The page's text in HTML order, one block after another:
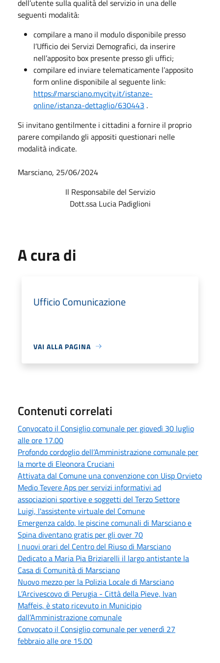
dell’utente sulla qualità del servizio in una delle
seguenti modalità:
compilare a mano il modulo disponibile presso
l’Ufficio dei Servizi Demografici, da inserire
nell’apposito box presente presso gli uffici;
compilare ed inviare telematicamente l’apposito
form online disponibile al seguente link:
https://marsciano.mycity.it/istanze-
online/istanza-dettaglio/630443 .
Si invitano gentilmente i cittadini a fornire il proprio
parere compilando gli appositi questionari nelle
modalità indicate.
Marsciano, 25/06/2024
Il Responsabile del Servizio
Dott.ssa Lucia Padiglioni
A cura di
Ufficio Comunicazione
VAI ALLA PAGINA
Contenuti correlati
Convocato il Consiglio comunale per giovedì 30 luglio
alle ore 17.00
Profondo cordoglio dell’Amministrazione comunale per
la morte di Eleonora Cruciani
Attivata dal Comune una convenzione con Uisp Orvieto
Medio Tevere Aps per servizi informativi ad
associazioni sportive e soggetti del Terzo Settore
Luigi, l'assistente virtuale del Comune
Emergenza caldo, le piscine comunali di Marsciano e
Spina diventano gratis per gli over 70
I nuovi orari del Centro del Riuso di Marsciano
Dedicato a Maria Pia Briziarelli il largo antistante la
Casa di Comunità di Marsciano
Nuovo mezzo per la Polizia Locale di Marsciano
L’Arcivescovo di Perugia - Città della Pieve, Ivan
Maffeis, è stato ricevuto in Municipio
dall’Amministrazione comunale
Convocato il Consiglio comunale per venerdì 27
febbraio alle ore 15.00